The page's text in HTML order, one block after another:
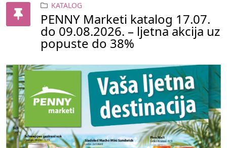
KATALOG
PENNY Marketi katalog 17.07.
do 09.08.2026. – ljetna akcija uz
popuste do 38%